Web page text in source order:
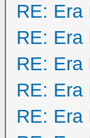
RE: Era
RE: Era
RE: Era
RE: Era
RE: Era